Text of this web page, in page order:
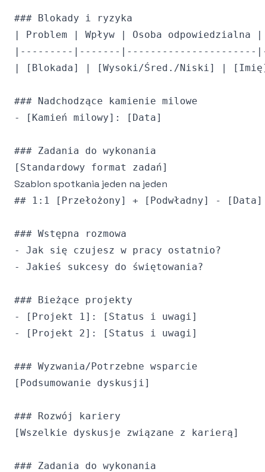
### Blokady i ryzyka
| Problem | Wpływ | Osoba odpowiedzialna
|---------|-------|----------------------
| [Blokada] | [Wysoki/Śred./Niski] |
### Nadchodzące kamienie milowe
- [Kamień milowy]: [Data]
### Zadania do wykonania
Szablon spotkania jeden na jeden
## 1:1 [Przełożony] + [Podwładny] - [Data]
### Wstępna rozmowa
- Jak się czujesz w pracy ostatnio?
- Jakieś sukcesy do świętowania?
### Bieżące projekty
- [Projekt 1]: [Status i uwagi]
- [Projekt 2]: [Status i uwagi]
### Wyzwania/Potrzebne wsparcie
[Podsumowanie dyskusji]
### Rozwój kariery
[Wszelkie dyskusje związane z karierą]
### Zadania do wykonania